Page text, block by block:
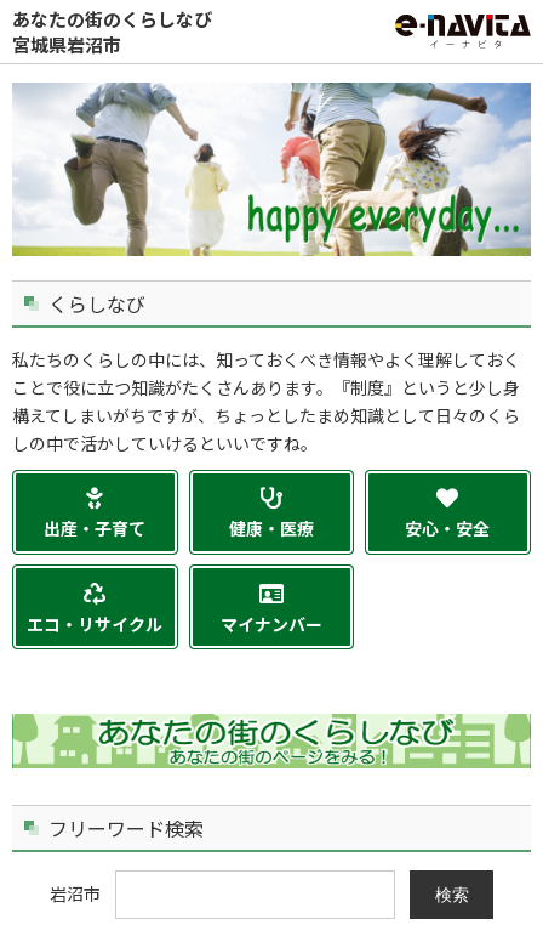
あなたの街のくらしなび
宮城県岩沼市
くらしなび
私たちのくらしの中には、知っておくべき情報やよく理解しておく
ことで役に立つ知識がたくさんあります。『制度』というと少し身
構えてしまいがちですが、ちょっとしたまめ知識として日々のくら
しの中で活かしていけるといいですね。
出産・子育て 健康・医療 安心・安全
エコ・リサイクル マイナンバー
フリーワード検索
岩沼市 検索